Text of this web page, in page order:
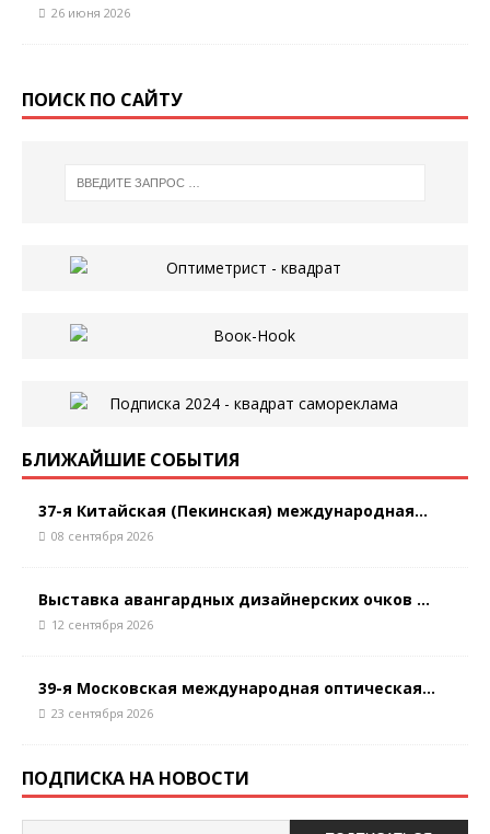
26 июня 2026
ПОИСК ПО САЙТУ
БЛИЖАЙШИЕ СОБЫТИЯ
37-я Китайская (Пекинская) международная...
08 сентября 2026
Выставка авангардных дизайнерских очков ...
12 сентября 2026
39-я Московская международная оптическая...
23 сентября 2026
ПОДПИСКА НА НОВОСТИ